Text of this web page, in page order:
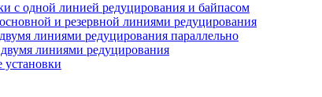
c одной линией редуцирования и байпасом
и резервной линиями редуцирования
линиями редуцирования параллельно
линиями редуцирования
установки